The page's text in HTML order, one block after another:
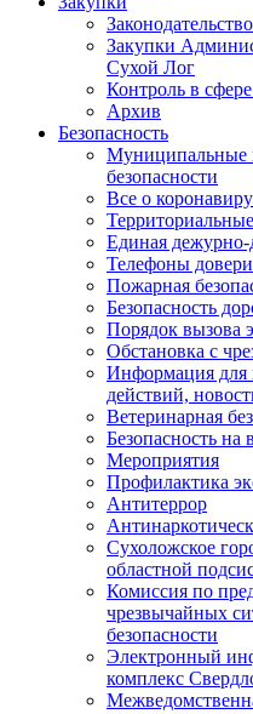
Закупки
Сухой Лог
Контроль в
Архив
Безопасность
Муниципальные
безопасности
Все о
Единая
Телефоны
Пожарная
Безопасность
Порядок вызова
Обстановка с
Информация для
действий,
Ветеринарная
Безопасность на
Мероприятия
Профилактика
Антитеррор
Сухоложское
областной
Комиссия по
чрезвычайных
безопасности
Электронный
комплекс